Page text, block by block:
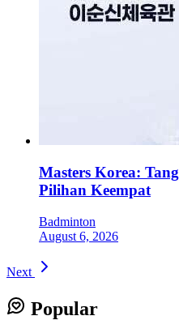
Masters Korea:
Pilihan Keempat
Badminton
August 6, 2026
Next
Popular